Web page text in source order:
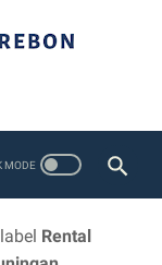
Rental